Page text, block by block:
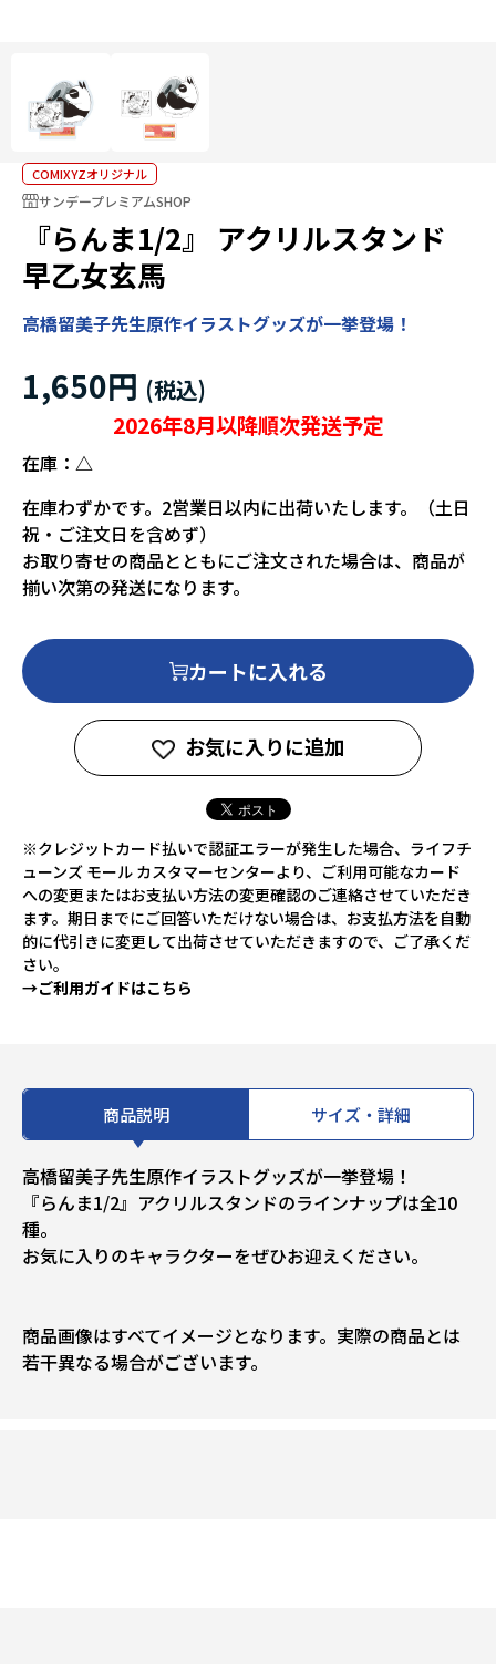
COMIXYZオリジナル
サンデープレミアムSHOP
『らんま1/2』 アクリルスタンド
早乙女玄馬
高橋留美子先生原作イラストグッズが一挙登場！
1,650円
2026年8月以降順次発送予定
在庫： △
在庫わずかです。2営業日以内に出荷いたします。（土日
祝・ご注文日を含めず）
お取り寄せの商品とともにご注文された場合は、商品が
揃い次第の発送になります。
カートに入れる
お気に入りに追加
※クレジットカード払いで認証エラーが発生した場合、ライフチ
ューンズ モール カスタマーセンターより、ご利用可能なカード
への変更またはお支払い方法の変更確認のご連絡させていただき
ます。期日までにご回答いただけない場合は、お支払方法を自動
的に代引きに変更して出荷させていただきますので、ご了承くだ
さい。
→ご利用ガイドはこちら
商品説明 サイズ・詳細
高橋留美子先生原作イラストグッズが一挙登場！
『らんま1/2』アクリルスタンドのラインナップは全10
種。
お気に入りのキャラクターをぜひお迎えください。
商品画像はすべてイメージとなります。実際の商品とは
若干異なる場合がございます。